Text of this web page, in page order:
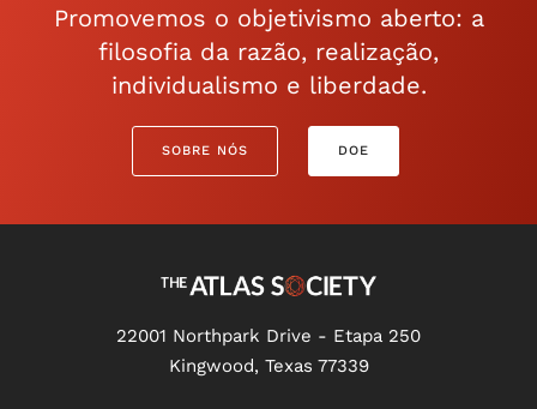
Promovemos o objetivismo aberto: a
filosofia da razão, realização,
individualismo e liberdade.
SOBRE NÓS DOE
22001 Northpark Drive - Etapa 250
Kingwood, Texas 77339